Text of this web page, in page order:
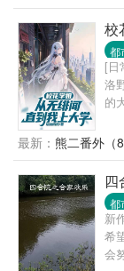
校
都
[日
洛
的
恋
学
手
白
却
追
最新： 熊二番外（8
四
都
新
希
会